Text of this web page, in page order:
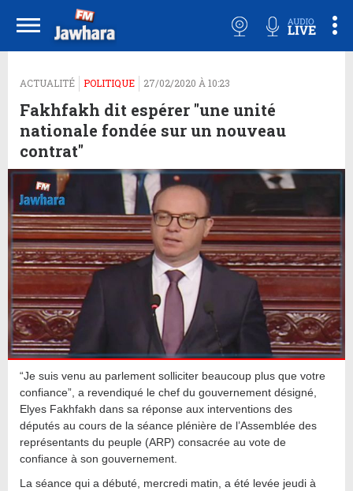
ACTUALITÉ POLITIQUE 27/02/2020 À 10:23
Fakhfakh dit espérer "une unité
nationale fondée sur un nouveau
contrat"
“Je suis venu au parlement solliciter beaucoup plus que votre
confiance”, a revendiqué le chef du gouvernement désigné,
Elyes Fakhfakh dans sa réponse aux interventions des
députés au cours de la séance plénière de l’Assemblée des
représentants du peuple (ARP) consacrée au vote de
confiance à son gouvernement.
La séance qui a débuté, mercredi matin, a été levée jeudi à